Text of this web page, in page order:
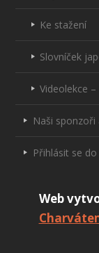
Ke stažení
Slovníček
Videolekce –
Naši sponzoři
Přihlásit se
Web